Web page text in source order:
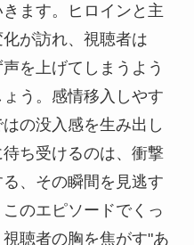
ます。ヒロインと主
が訪れ、視聴者は
を上げてしまうよう
う。感情移入しやす
の没入感を生み出し
ち受けるのは、衝撃
、その瞬間を見逃す
のエピソードでくっ
聴者の胸を焦がす"あ